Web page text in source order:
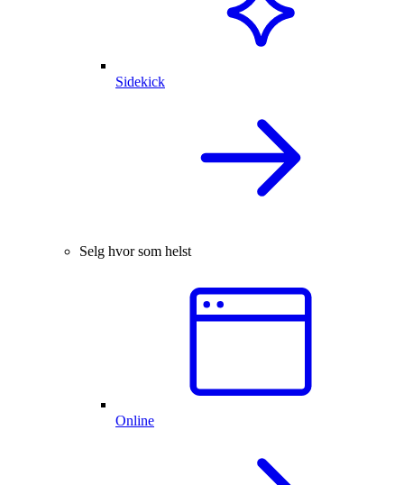
Sidekick
Selg hvor som helst
Online